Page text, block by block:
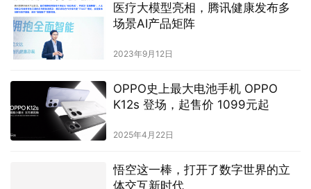
医疗大模型亮相，腾讯健康发布多
场景AI产品矩阵
2023年9月12日
OPPO史上最大电池手机 OPPO
K12s 登场，起售价 1099元起
2025年4月22日
悟空这一棒，打开了数字世界的立
体交互新时代